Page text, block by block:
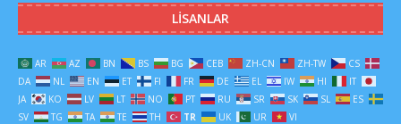
LISANLAR
AR AZ BN BS BG CEB ZH-CN ZH-TW
CS
DA
NL EN ET FI FR DE EL IW HI
IT
JA
KO LV LT NO PT RU SR SK SL
ES
SV
TG TA TE TH TR UK UR VI